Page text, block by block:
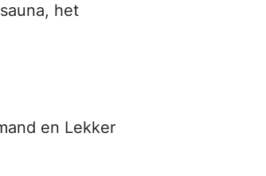
het
en Lekker